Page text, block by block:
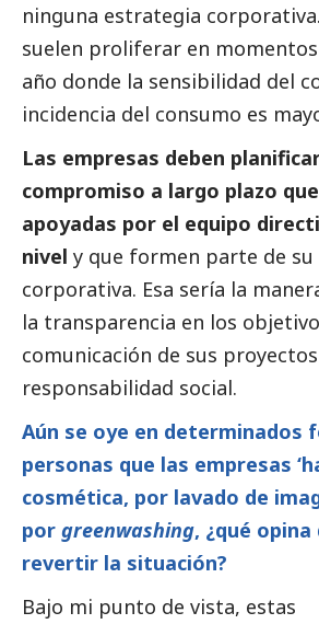
ninguna estrategia
suelen proliferar en
año donde la sensibilidad del
incidencia del consumo es
Las empresas deben
compromiso a largo plazo
apoyadas por el equipo
nivel y que formen parte de
corporativa. Esa sería la
la transparencia en los
comunicación de sus
responsabilidad social.
Aún se oye en determinados
personas que las empresas
cosmética, por lavado de
por greenwashing, ¿qué
revertir la situación?
Bajo mi punto de vista, estas